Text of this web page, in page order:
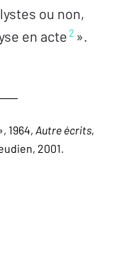
ou non,
en acte 2 ».
, 1964, Autre écrits,
2001.